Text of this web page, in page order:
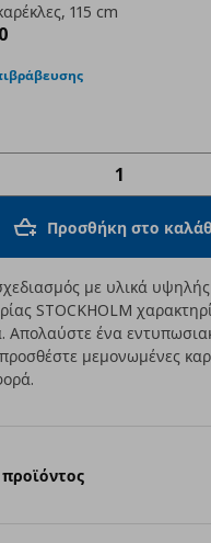
115 cm
τιμή
Προσθήκη στο
με υλικά
STOCKHOLM
Απολαύστε ένα
μεμονωμένες